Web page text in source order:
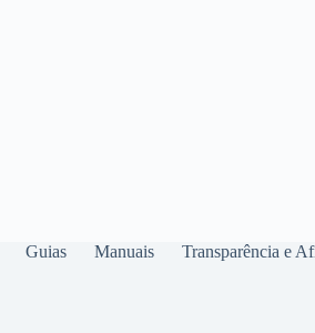
Guias Manuais Transparência e